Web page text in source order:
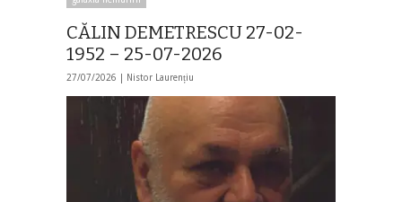
CĂLIN DEMETRESCU 27-02-
1952 – 25-07-2026
27/07/2026 | Nistor Laurențiu